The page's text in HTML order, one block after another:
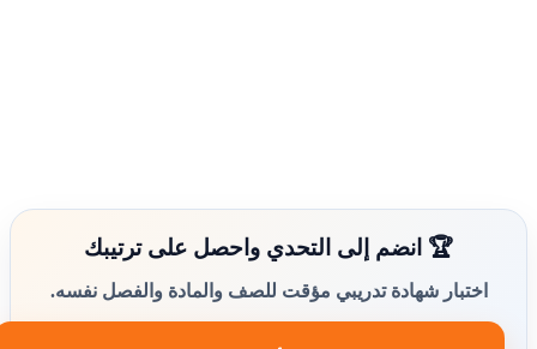
🏆 انضم إلى التحدي واحصل على ترتيبك
اختبار شهادة تدريبي مؤقت للصف والمادة والفصل نفسه.